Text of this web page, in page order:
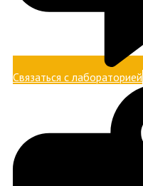
Связаться с лабораторией